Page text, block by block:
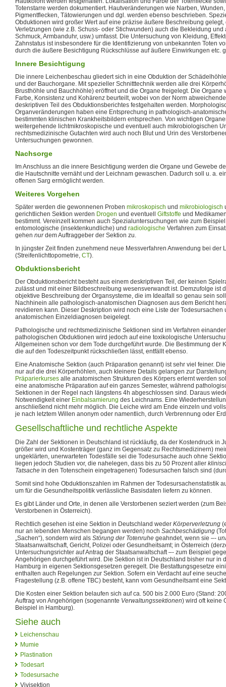
Totenstarre werden dokumentiert. Hautveränderungen wie Narben,
Pigmentflecken, Tätowierungen und dgl. werden ebenso beschrieben.
Obduktionen wird großer Wert auf eine präzise äußere Beschreibung
Verletzungen (wie z.B. Schuss- oder Stichwunden) auch die Bekleidung und
Schmuck, Armbanduhr, usw.) umfasst. Die Untersuchung von Kleidung,
Zahnstatus ist insbesondere für die Identifizierung von unbekannten Toten
durch die äußere Besichtigung Rückschlüsse auf äußere Einwirkungen etc.
Innere Besichtigung
Die innere Leichenbeschau gliedert sich in eine Obduktion der
und der Bauchorgane. Mit spezieller Schnitttechnik werden alle drei
Brusthöhle und Bauchhöhle) eröffnet und die Organe freigelegt. Die Organe
Farbe, Konsistenz und Kohärenz beurteilt, wobei von der Norm
deskriptiven Teil des Obduktionsberichtes festgehalten werden.
Organveränderungen haben eine Entsprechung in pathologisch-
bestimmten klinischen Krankheitsbildern entsprechen. Von wichtigen
weitergehende lichtmikroskopische und eventuell auch mikrobiologischen
rechtsmedizinische Gutachten wird auch noch Blut und Urin des
Untersuchungen gewonnen.
Nachsorge
Im Anschluss an die innere Besichtigung werden die Organe und Gewebe
die Hautschnitte vernäht und der Leichnam gewaschen. Dadurch soll u. a.
offenen Sarg ermöglicht werden.
Weiteres Vorgehen
Später werden die gewonnenen Proben mikroskopisch und mikrobiologisch
gerichtlichen Sektion werden Drogen und eventuell Giftstoffe und
bestimmt. Vereinzelt kommen auch Spezialuntersuchungen wie zum
entomologische (insektenkundliche) und radiologische Verfahren zum
gehen nurdem Auftraggeber der Sektion zu.
In jüngster Zeit finden zunehmend neue Messverfahren Anwendung bei der
(Streifenlichttopometrie, CT).
Obduktionsbericht
Der Obduktionsbericht besteht aus einem deskriptiven Teil, der keinen
zulässt und mit einer Bildbeschreibung wesensverwandt ist. Demzufolge ist
objektive Beschreibung der Organsysteme, die im Idealfall so genau sein
Nachhinein alle pathologisch-anatomischen Diagnosen aus dem Bericht
revidieren kann. Dieser Deskription wird noch eine Liste der Todesursachen
anatomischen Einzeldiagnosen beigelegt.
Pathologische und rechtsmedizinische Sektionen sind im Verfahren
pathologischen Obduktionen wird jedoch auf eine toxikologische
Allgemeinen schon vor dem Tode durchgeführt wurde. Die Bestimmung der
die auf den Todeszeitpunkt rückschließen lässt, entfällt ebenso.
Eine Anatomische Sektion (auch Präparation genannt) ist sehr viel feiner.
nur auf die drei Körperhöhlen, auch kleinere Details gelangen zur
Präparierkurses alle anatomischen Strukturen des Körpers erlernt werden
eine anatomische Präparation auf ein ganzes Semester, während
Sektionen in der Regel nach längstens 4h abgeschlossen sind. Daraus
Notwendigkeit einer Einbalsamierung des Leichnams. Eine
anschließend nicht mehr möglich. Die Leiche wird am Ende einzeln und
je nach letztem Willen anonym oder namentlich, durch Verbrennung oder
Gesellschaftliche und rechtliche Aspekte
Die Zahl der Sektionen in Deutschland ist rückläufig, da der Kostendruck in
größer wird und Kostenträger (ganz im Gegensatz zu Rechtsmedizinern)
ungeklärten, unerwarteten Todesfälle sei die Todesursache auch ohne
liegen jedoch Studien vor, die nahelegen, dass bis zu 50 Prozent aller
Tatsache in den Totenschein eingetragenen) Todesursachen falsch sind
Somit sind hohe Obduktionszahlen im Rahmen der Todesursachenstatistik
um für die Gesundheitspolitik verlässliche Basisdaten liefern zu können.
Es gibt Länder und Orte, in denen alle Verstorbenen seziert werden (zum
Verstorbenen in Österreich).
Rechtlich gesehen ist eine Sektion in Deutschland weder Körperverletzung
nur an lebenden Menschen begangen werden) noch Sachbeschädigung
„Sachen“), sondern wird als Störung der Totenruhe geahndet, wenn sie –-
Staatsanwaltschaft, Gericht, Polizei oder Gesundheitsamt; in Österreich
Untersuchungsrichter auf Antrag der Staatsanwaltschaft –- zum Beispiel
Angehörigen durchgeführt wird. Die Sektion ist in Deutschland bisher nur in
Hamburg in eigenen Sektionsgesetzen geregelt. Die Bestattungsgesetze
enthalten auch Regelungen zur Sektion. Sofern ein Verdacht auf eine
Fragestellung (z.B. offene TBC) besteht, kann vom Gesundheitsamt eine
Die Kosten einer Sektion belaufen sich auf ca. 500 bis 2.000 Euro (Stand:
Auftrag von Angehörigen (sogenannte Verwaltungssektionen) wird oft keine
Beispiel in Hamburg).
Siehe auch
Leichenschau
Mumie
Plastination
Todesart
Todesursache
Vivisektion